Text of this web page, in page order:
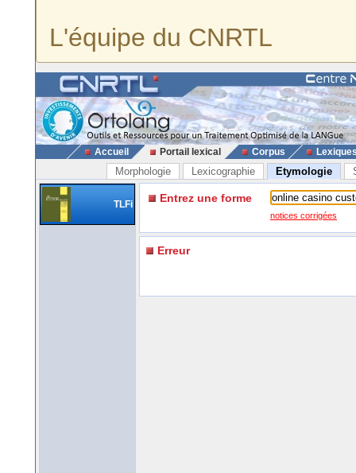
L'équipe du CNRTL
Accueil Portail lexical Corpus
Morphologie Lexicographie Etymologie
TLFi Entrez une forme
notices corrigées
Erreur